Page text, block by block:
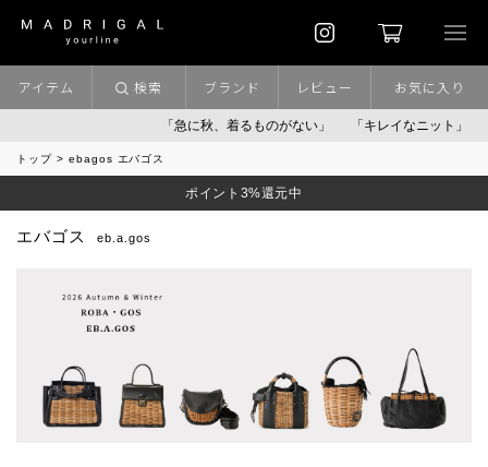
「急に秋、着るものがない」 「キレイなニット」 ポイント
アイテム 検索 ブランド レビュー お気に入り
トップ ebagos エバゴス
ポイント3%還元中
エバゴス eb.a.gos